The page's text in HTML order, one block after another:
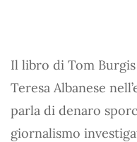
Il libro di Tom
Teresa Albanese
parla di denaro
giornalismo